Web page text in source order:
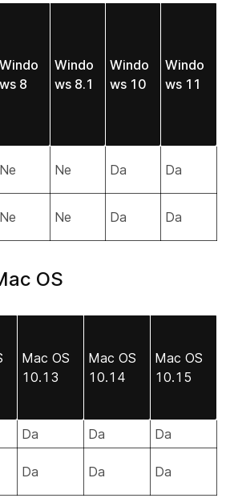
Windo
ws 8
Windo
ws 8.1
Windo
ws 10
Windo
ws 11
Ne Ne Da Da
Ne Ne Da Da
OS
Mac OS
10.13
Mac OS
10.14
Mac OS
10.15
Da Da
Da
Da Da Da